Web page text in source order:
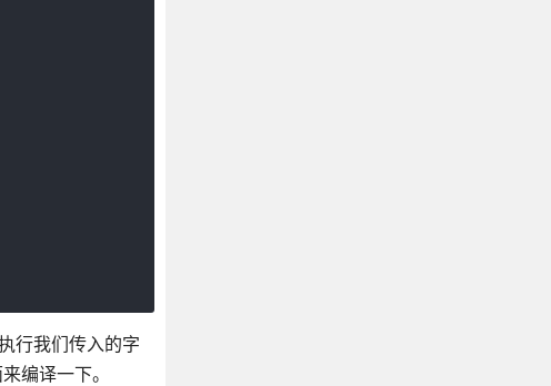
行我们传入的字
编译一下。